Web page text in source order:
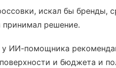
искал бы бренды,
решение.
ИИ-помощника
и бюджета и